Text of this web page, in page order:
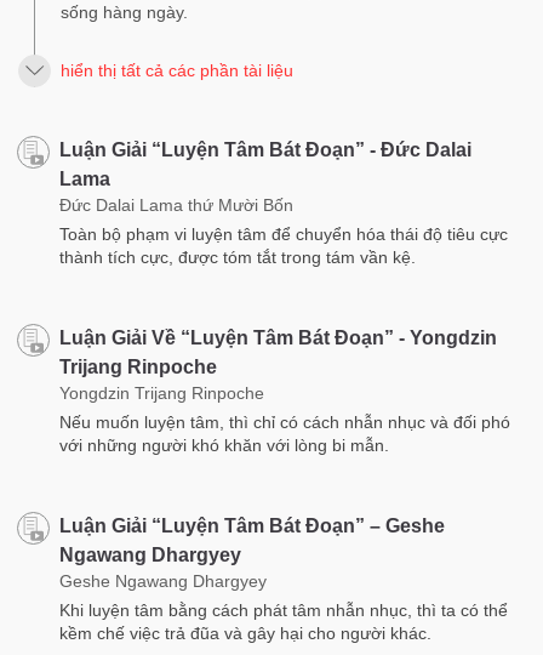
sống hàng ngày.
hiển thị tất cả các phần tài liệu
Luận Giải “Luyện Tâm Bát Đoạn” - Đức Dalai
Lama
Đức Dalai Lama thứ Mười Bốn
Toàn bộ phạm vi luyện tâm để chuyển hóa thái độ tiêu cực
thành tích cực, được tóm tắt trong tám vần kệ.
Luận Giải Về “Luyện Tâm Bát Đoạn” - Yongdzin
Trijang Rinpoche
Yongdzin Trijang Rinpoche
Nếu muốn luyện tâm, thì chỉ có cách nhẫn nhục và đối phó
với những người khó khăn với lòng bi mẫn.
Luận Giải “Luyện Tâm Bát Đoạn” – Geshe
Ngawang Dhargyey
Geshe Ngawang Dhargyey
Khi luyện tâm bằng cách phát tâm nhẫn nhục, thì ta có thể
kềm chế việc trả đũa và gây hại cho người khác.